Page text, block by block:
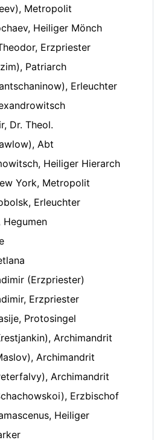
Metropolit
Heiliger Mönch
Erzpriester
Patriarch
Erleuchter
Dr. Theol.
Abt
Heiliger Hierarch
York, Metropolit
Erleuchter
Hegumen
(Erzpriester)
Erzpriester
Protosingel
Archimandrit
Archimandrit
Archimandrit
Erzbischof
Heiliger